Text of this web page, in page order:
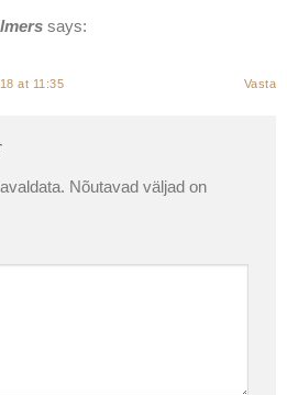
says:
at 11:35 Vasta
Nõutavad väljad on